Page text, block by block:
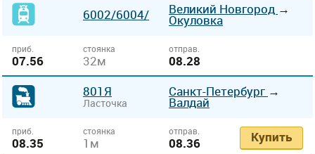
6002/6004/ Великий Новгород →
Окуловка
приб.
07.56
стоянка
32м
отправ.
08.28
801Я
Ласточка
Санкт-Петербург →
Валдай
приб.
08.35
стоянка
1м
отправ.
08.36 Купить